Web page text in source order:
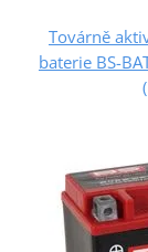
Továrně
baterie BS-